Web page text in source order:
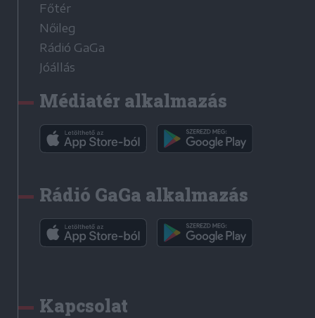
Főtér
Nőileg
Rádió GaGa
Jóállás
Médiatér alkalmazás
Rádió GaGa alkalmazás
Kapcsolat